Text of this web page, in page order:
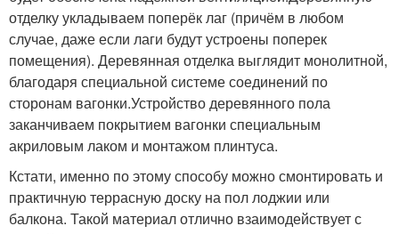
отделку укладываем поперёк лаг (причём в любом
случае, даже если лаги будут устроены поперек
помещения). Деревянная отделка выглядит монолитной,
благодаря специальной системе соединений по
сторонам вагонки.Устройство деревянного пола
заканчиваем покрытием вагонки специальным
акриловым лаком и монтажом плинтуса.
Кстати, именно по этому способу можно смонтировать и
практичную террасную доску на пол лоджии или
балкона. Такой материал отлично взаимодействует с